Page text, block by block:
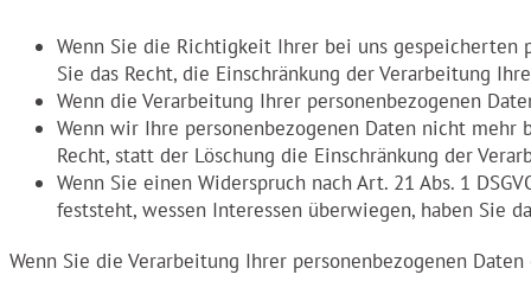
Wenn Sie die Richtigkeit Ihrer bei uns gespeicherten
Sie das Recht, die Einschränkung der Verarbeitung
Wenn die Verarbeitung Ihrer personenbezogenen
Wenn wir Ihre personenbezogenen Daten nicht mehr
Recht, statt der Löschung die Einschränkung der
Wenn Sie einen Widerspruch nach Art. 21 Abs. 1
feststeht, wessen Interessen überwiegen, haben Sie
Wenn Sie die Verarbeitung Ihrer personenbezogenen